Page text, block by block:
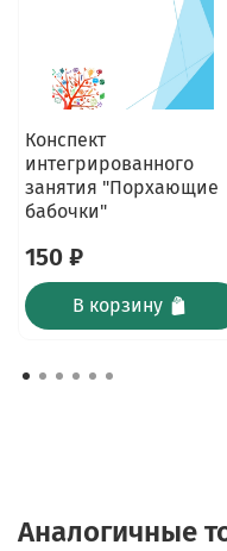
Конспект
интегрированного
занятия "Порхающие
бабочки"
150 ₽
В корзину
Аналогичные